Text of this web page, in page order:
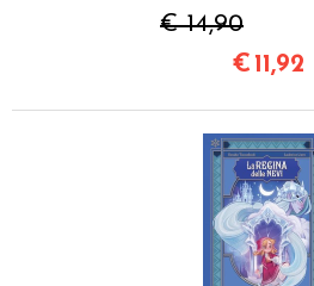
€ 14,90
€ 11,92